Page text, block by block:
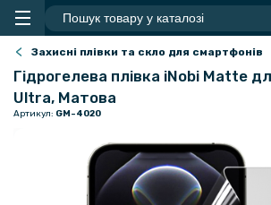
Захисні плівки та скло для смартфонів
Гідрогелева плівка iNobi Matte
Ultra, Матова
Артикул: GM-4020